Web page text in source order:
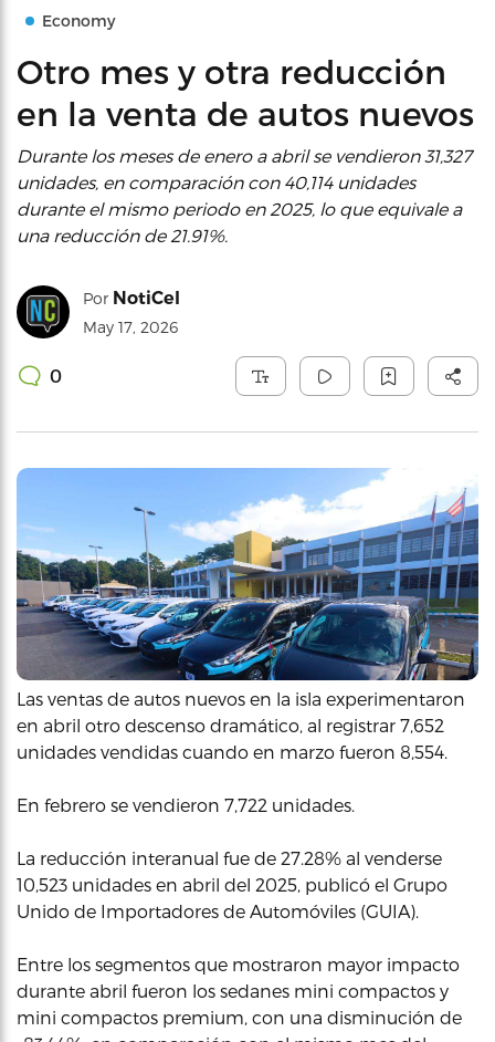
Economy
Otro mes y otra reducción
en la venta de autos nuevos
Durante los meses de enero a abril se vendieron 31,327
unidades, en comparación con 40,114 unidades
durante el mismo periodo en 2025, lo que equivale a
una reducción de 21.91%.
Por NotiCel
May 17, 2026
0
Las ventas de autos nuevos en la isla experimentaron
en abril otro descenso dramático, al registrar 7,652
unidades vendidas cuando en marzo fueron 8,554.
En febrero se vendieron 7,722 unidades.
La reducción interanual fue de 27.28% al venderse
10,523 unidades en abril del 2025, publicó el Grupo
Unido de Importadores de Automóviles (GUIA).
Entre los segmentos que mostraron mayor impacto
durante abril fueron los sedanes mini compactos y
mini compactos premium, con una disminución de